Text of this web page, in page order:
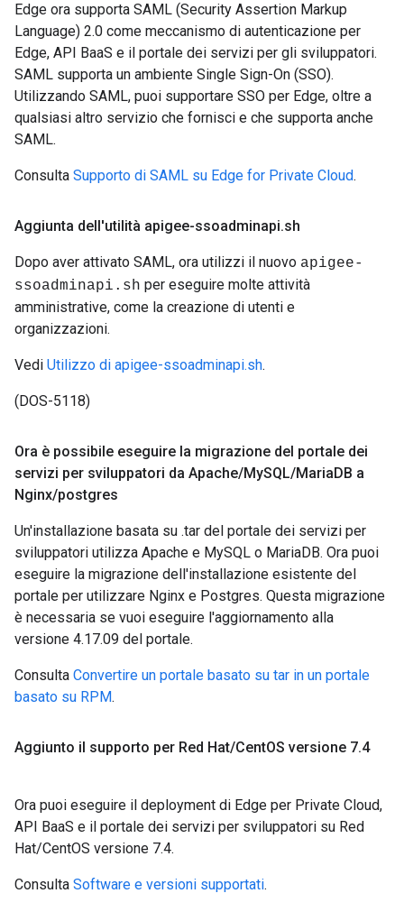
Edge ora supporta SAML (Security Assertion Markup
Language) 2.0 come meccanismo di autenticazione per
Edge, API BaaS e il portale dei servizi per gli sviluppatori.
SAML supporta un ambiente Single Sign-On (SSO).
Utilizzando SAML, puoi supportare SSO per Edge, oltre a
qualsiasi altro servizio che fornisci e che supporta anche
SAML.
Consulta Supporto di SAML su Edge for Private Cloud.
Aggiunta dell'utilità apigee-ssoadminapi.sh
Dopo aver attivato SAML, ora utilizzi il nuovo apigee-
ssoadminapi.sh per eseguire molte attività
amministrative, come la creazione di utenti e
organizzazioni.
Vedi Utilizzo di apigee-ssoadminapi.sh.
(DOS-5118)
Ora è possibile eseguire la migrazione del portale dei
servizi per sviluppatori da Apache/MySQL/MariaDB a
Nginx/postgres
Un'installazione basata su .tar del portale dei servizi per
sviluppatori utilizza Apache e MySQL o MariaDB. Ora puoi
eseguire la migrazione dell'installazione esistente del
portale per utilizzare Nginx e Postgres. Questa migrazione
è necessaria se vuoi eseguire l'aggiornamento alla
versione 4.17.09 del portale.
Consulta Convertire un portale basato su tar in un portale
basato su RPM.
Aggiunto il supporto per Red Hat/CentOS versione 7.4
Ora puoi eseguire il deployment di Edge per Private Cloud,
API BaaS e il portale dei servizi per sviluppatori su Red
Hat/CentOS versione 7.4.
Consulta Software e versioni supportati.